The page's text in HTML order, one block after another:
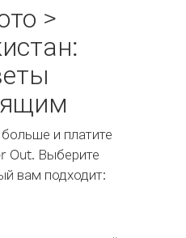
>
и платите
Out. Выберите
вам подходит: